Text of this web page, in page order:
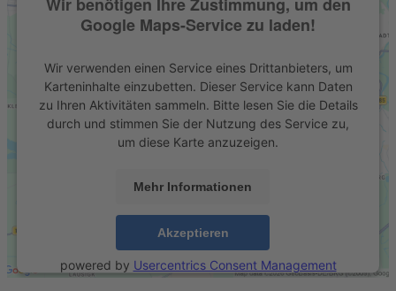
Google Maps-Service zu laden!
Wir verwenden einen Service eines Drittanbieters, um
Karteninhalte einzubetten. Dieser Service kann Daten
zu Ihren Aktivitäten sammeln. Bitte lesen Sie die Details
durch und stimmen Sie der Nutzung des Service zu,
um diese Karte anzuzeigen.
Mehr Informationen
Akzeptieren
powered by Usercentrics Consent Management